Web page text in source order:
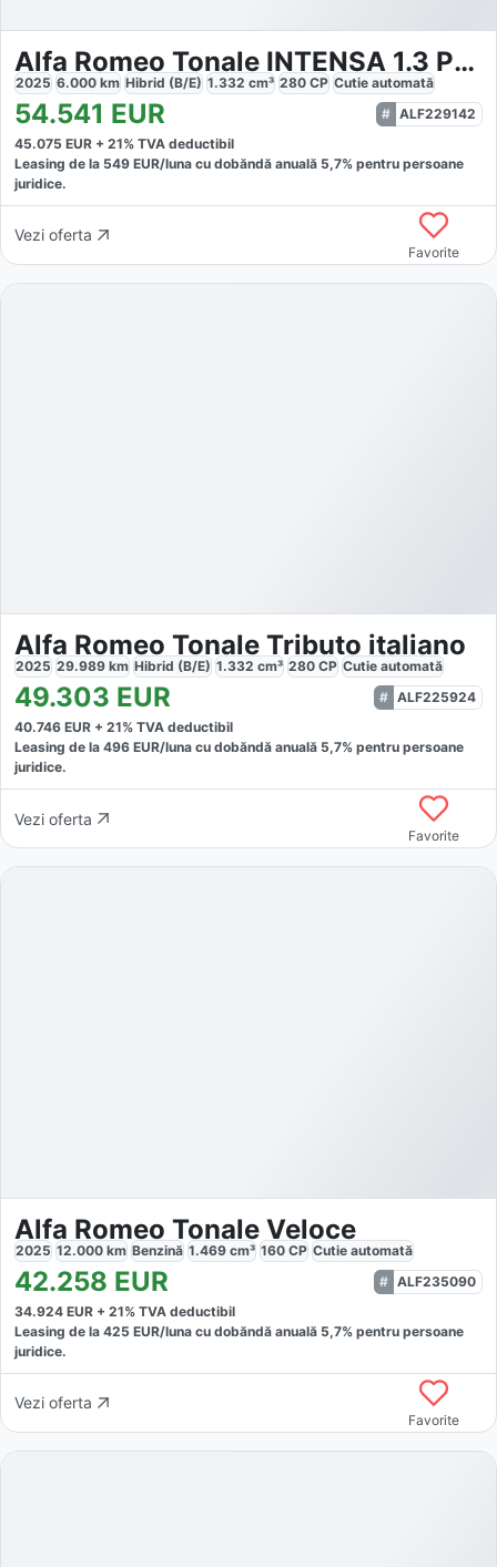
Alfa Romeo Tonale INTENSA 1.3 PHEV Q4
2025 6.000 km Hibrid (B/E) 1.332 cm³ 280 CP Cutie automată
54.541 EUR
ALF229142
45.075 EUR + 21% TVA deductibil
Leasing de la 549 EUR/luna cu dobăndă anuală 5,7% pentru persoane
juridice.
Vezi oferta
Favorite
Alfa Romeo Tonale Tributo italiano
2025 29.989 km Hibrid (B/E) 1.332 cm³ 280 CP Cutie automată
49.303 EUR
ALF225924
40.746 EUR + 21% TVA deductibil
Leasing de la 496 EUR/luna cu dobăndă anuală 5,7% pentru persoane
juridice.
Vezi oferta
Favorite
Alfa Romeo Tonale Veloce
2025 12.000 km Benzină 1.469 cm³ 160 CP Cutie automată
42.258 EUR
ALF235090
34.924 EUR + 21% TVA deductibil
Leasing de la 425 EUR/luna cu dobăndă anuală 5,7% pentru persoane
juridice.
Vezi oferta
Favorite